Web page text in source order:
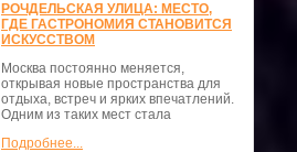
РОЧДЕЛЬСКАЯ УЛИЦА: МЕСТО,
ГДЕ ГАСТРОНОМИЯ СТАНОВИТСЯ
ИСКУССТВОМ
Москва постоянно меняется,
открывая новые пространства для
отдыха, встреч и ярких впечатлений.
Одним из таких мест стала
Подробнее...